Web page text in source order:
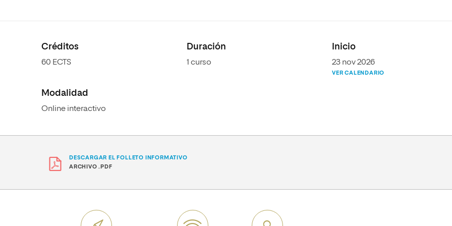
Créditos
60 ECTS
Duración
1 curso
Inicio
23 nov 2026
VER CALENDARIO
Modalidad
Online interactivo
DESCARGAR EL FOLLETO INFORMATIVO
ARCHIVO .PDF